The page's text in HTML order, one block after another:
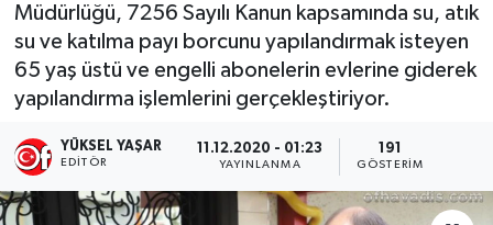
Müdürlüğü, 7256 Sayılı Kanun kapsamında su, atık
su ve katılma payı borcunu yapılandırmak isteyen
65 yaş üstü ve engelli abonelerin evlerine giderek
yapılandırma işlemlerini gerçekleştiriyor.
YÜKSEL YAŞAR
EDITÖR
11.12.2020 - 01:23
YAYINLANMA
191
GÖSTERIM
Süper Lig Puan Durumu ve Fikstür
Tüm Manşetler